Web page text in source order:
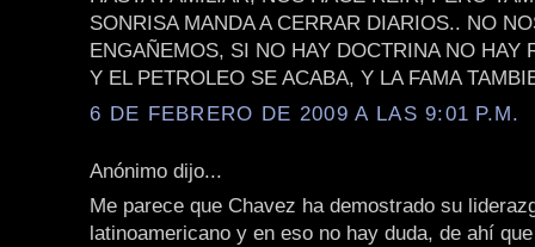
SONRISA MANDA A CERRAR DIARIOS.. NO
ENGAÑEMOS, SI NO HAY DOCTRINA NO HAY
Y EL PETROLEO SE ACABA, Y LA FAMA
6 DE FEBRERO DE 2009 A LAS 9:01 P.M.
Anónimo dijo...
Me parece que Chavez ha demostrado su
latinoamericano y en eso no hay duda, de ahí